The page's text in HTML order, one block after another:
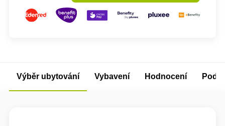
Výběr ubytování Vybavení Hodnocení